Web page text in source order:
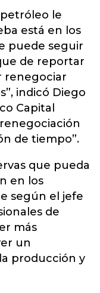
le
está en los
puede seguir
de reportar
renegociar
indicó Diego
Capital
de tiempo”.
que pueda
en los
según el jefe
de
más
un
producción y